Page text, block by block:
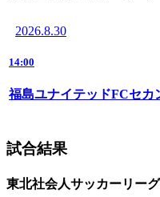
2026.8.30
14:00
福島ユナイテッドFCセカ
試合結果
東北社会人サッカーリー